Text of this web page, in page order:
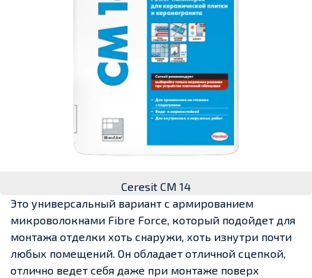
Ceresit CM 14
Это универсальный вариант с армированием
микроволокнами Fibre Force, который подойдет для
монтажа отделки хоть снаружи, хоть изнутри почти
любых помещений. Он обладает отличной сцепкой,
отлично ведет себя даже при монтаже поверх